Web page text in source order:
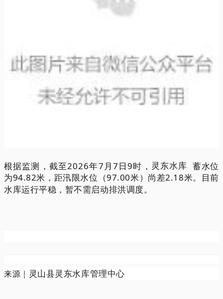
根据监测，截至2026年7月7日9时， 灵东水库 蓄水位
为94.82米，距汛限水位（97.00米）尚差2.18米。目前
水库运行平稳，暂不需启动排洪调度。
来源｜ 灵山县灵东水库管理中心